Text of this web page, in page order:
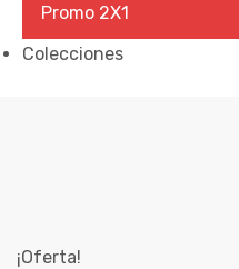
Promo 2X1
Colecciones
¡Oferta!